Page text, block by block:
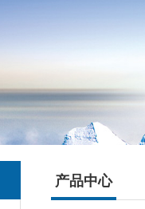
产品中心